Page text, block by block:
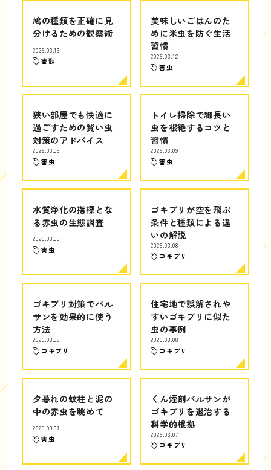
鳩の種類を正確に見
分けるための観察術
2026.03.13
害獣
美味しいごはんのた
めに米虫を防ぐ生活
習慣
2026.03.12
害虫
狭い部屋でも快適に
過ごすための賢い虫
対策のアドバイス
2026.03.09
害虫
トイレ掃除で細長い
虫を根絶するコツと
習慣
2026.03.09
害虫
水質浄化の指標とな
る赤虫の生態調査
2026.03.08
害虫
ゴキブリが空を飛ぶ
条件と種類による違
いの解説
2026.03.08
ゴキブリ
ゴキブリ対策でバル
サンを効果的に使う
方法
2026.03.08
ゴキブリ
住宅地で誤解されや
すいゴキブリに似た
虫の事例
2026.03.08
ゴキブリ
夕暮れの蚊柱と泥の
中の赤虫を眺めて
2026.03.07
害虫
くん煙剤バルサンが
ゴキブリを退治する
科学的根拠
2026.03.07
ゴキブリ